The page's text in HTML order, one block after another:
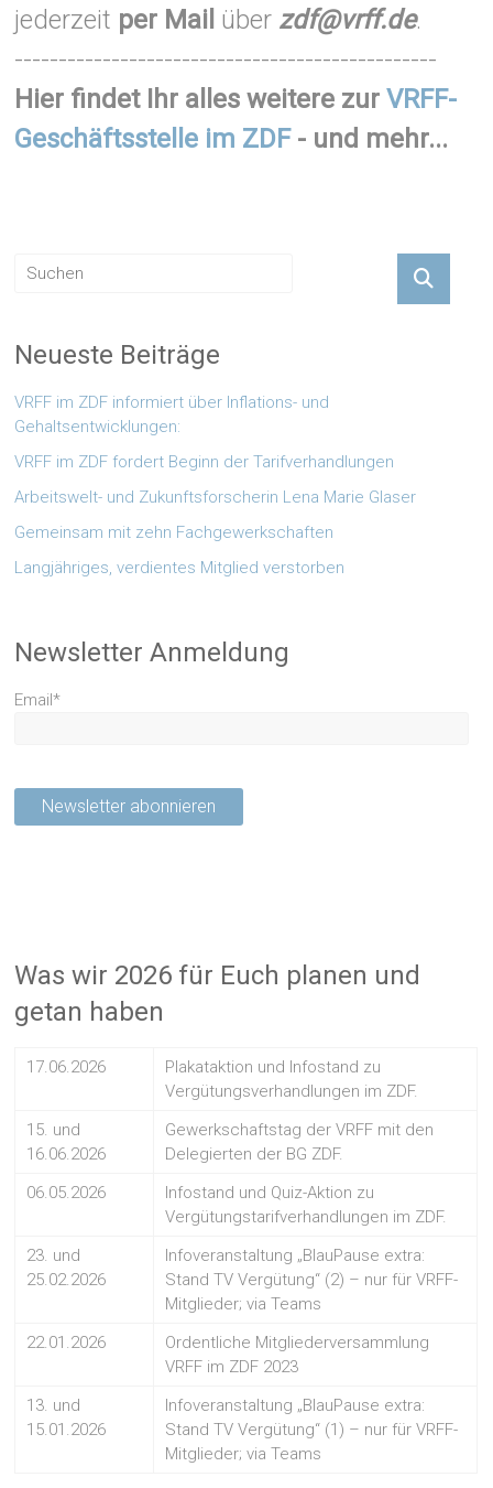
jederzeit per Mail über zdf@vrff.de.
------------------------------------------------
Hier findet Ihr alles weitere zurVRFF-
Geschäftsstelle im ZDF- und mehr...
Neueste Beiträge
VRFF im ZDF informiert über Inflations- und
Gehaltsentwicklungen:
VRFF im ZDF fordert Beginn der Tarifverhandlungen
Arbeitswelt- und Zukunftsforscherin Lena Marie Glaser
Gemeinsam mit zehn Fachgewerkschaften
Langjähriges, verdientes Mitglied verstorben
Newsletter Anmeldung
Email*
Was wir 2026 für Euch planen und
getan haben
17.06.2026
Plakataktion und Infostand zu
Vergütungsverhandlungen im ZDF.
15. und
16.06.2026
Gewerkschaftstag der VRFF mit den
Delegierten der BG ZDF.
06.05.2026
Infostand und Quiz-Aktion zu
Vergütungstarifverhandlungen im ZDF.
23. und
25.02.2026
Infoveranstaltung „BlauPause extra:
Stand TV Vergütung“ (2) – nur für VRFF-
Mitglieder; via Teams
22.01.2026
Ordentliche Mitgliederversammlung
VRFF im ZDF 2023
13. und
15.01.2026
Infoveranstaltung „BlauPause extra:
Stand TV Vergütung“ (1) – nur für VRFF-
Mitglieder; via Teams